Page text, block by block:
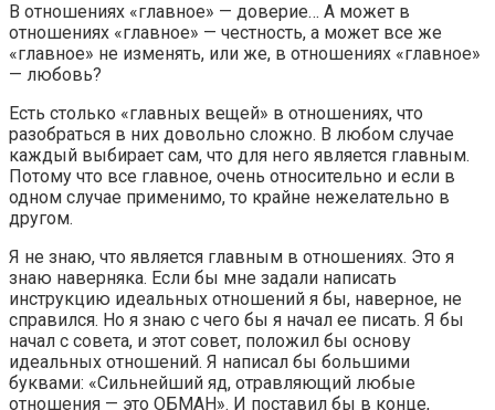
В отношениях «главное» — доверие… А может в
отношениях «главное» — честность, а может все же
«главное» не изменять, или же, в отношениях «главное»
— любовь?
Есть столько «главных вещей» в отношениях, что
разобраться в них довольно сложно. В любом случае
каждый выбирает сам, что для него является главным.
Потому что все главное, очень относительно и если в
одном случае применимо, то крайне нежелательно в
другом.
Я не знаю, что является главным в отношениях. Это я
знаю наверняка. Если бы мне задали написать
инструкцию идеальных отношений я бы, наверное, не
справился. Но я знаю с чего бы я начал ее писать. Я бы
начал с совета, и этот совет, положил бы основу
идеальных отношений. Я написал бы большими
буквами: «Сильнейший яд, отравляющий любые
отношения — это ОБМАН». И поставил бы в конце,